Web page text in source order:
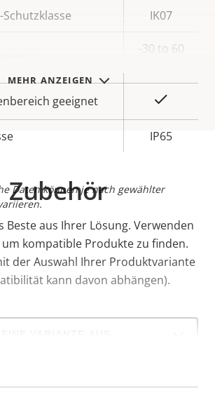
MEHR ANZEIGEN
IK07
-30 to 60
geeignet
IP65
Daten können je nach gewählter
Zubehör
Beste aus Ihrer Lösung. Verwenden
um kompatible Produkte zu finden.
der Auswahl Ihrer Produktvariante
kann davon abhängen).